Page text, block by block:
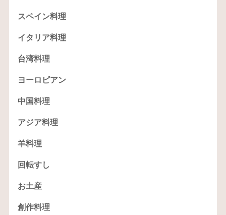
スペイン料理
イタリア料理
台湾料理
ヨーロピアン
中国料理
アジア料理
羊料理
回転すし
お土産
創作料理